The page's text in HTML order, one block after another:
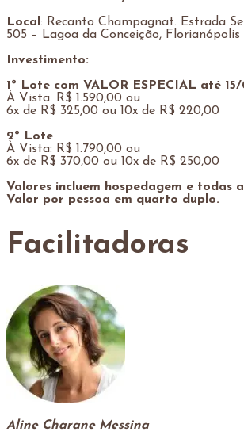
Local : Recanto Champagnat. Estrada
505 – Lagoa da Conceição, Florianópolis
Investimento:
1º Lote com VALOR ESPECIAL até
À Vista: R$ 1.590,00 ou
6x de R$ 325,00 ou 10x de R$ 220,00
2º Lote
À Vista: R$ 1.790,00 ou
6x de R$ 370,00 ou 10x de R$ 250,00
Valores incluem hospedagem e todas
Valor por pessoa em quarto duplo.
Facilitadoras
Aline Charane Messina